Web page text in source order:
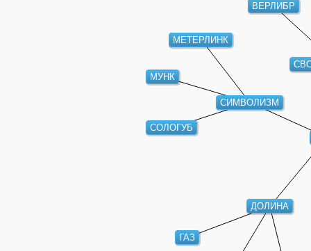
СИМВОЛИЗМ
ДОЛИНА
ВЕРЛИБР
МУНК
МЕТЕРЛИНК
СОЛОГУБ
ГАЗ